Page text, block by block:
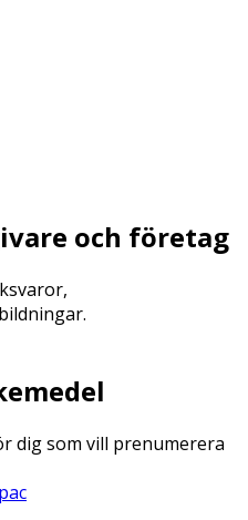
och företag
dig som vill prenumerera